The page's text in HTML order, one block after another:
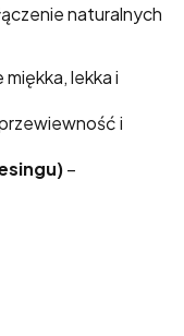
naturalnych
lekka i
i
–